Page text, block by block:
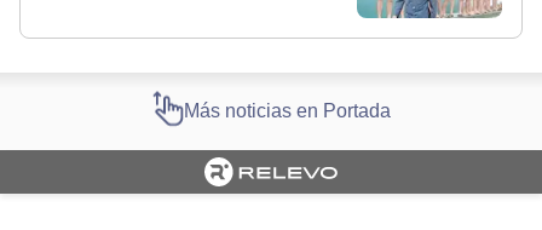
Más noticias en Portada